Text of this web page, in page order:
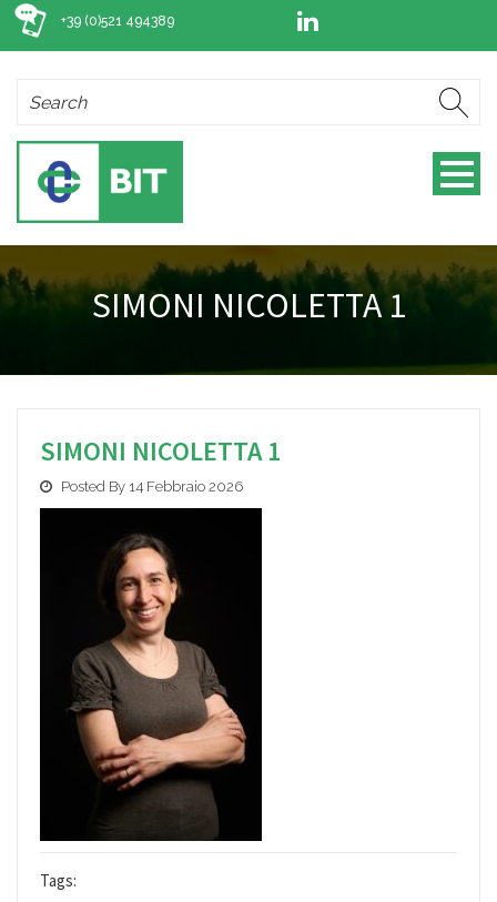
+39 (0)521 494389
SIMONI NICOLETTA 1
SIMONI NICOLETTA 1
Posted By 14 Febbraio 2026
Tags: